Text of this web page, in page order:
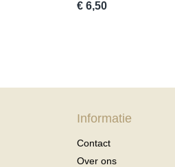
€ 6,50
Informatie
Contact
Over ons